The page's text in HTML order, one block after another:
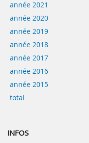
année 2021
année 2020
année 2019
année 2018
année 2017
année 2016
année 2015
total
INFOS